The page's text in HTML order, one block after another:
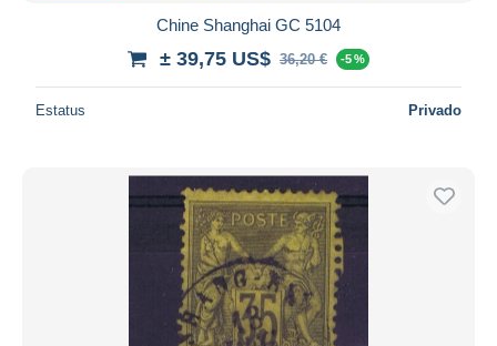
Chine Shanghai GC 5104
± 39,75 US$ 36,20 € -5 %
Estatus Privado